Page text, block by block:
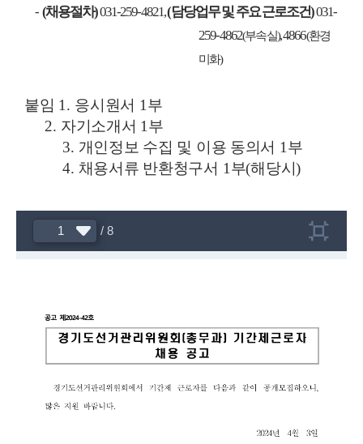
- (채용절차)031-259-4821,(담당업무 및 주요 근로조건)031-
259-4862(부속실), 4866(환경
미화)
붙임 1. 응시원서 1 부
2. 자기소개서 1 부
3. 개인정보 수집 및 이용 동의서 1 부
4. 채용서류 반환청구서 1 부(해당시)